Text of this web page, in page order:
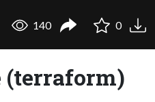
140 0
(terraform)